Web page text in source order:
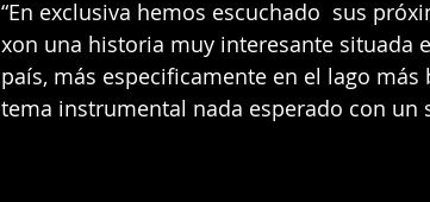
“En exclusiva hemos escuchado  sus
xon una historia muy interesante situada
país, más especificamente en el lago
tema instrumental nada esperado con un